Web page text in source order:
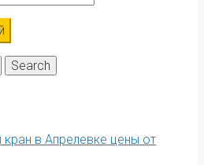
кран в Апрелевке цены от